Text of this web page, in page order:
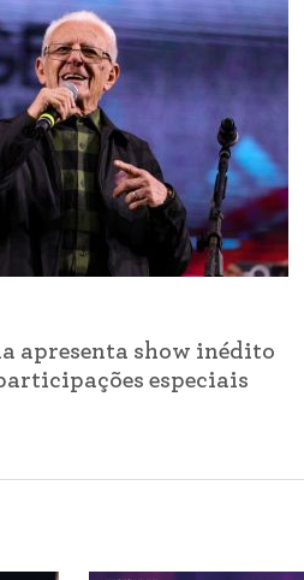
apresenta show inédito
especiais